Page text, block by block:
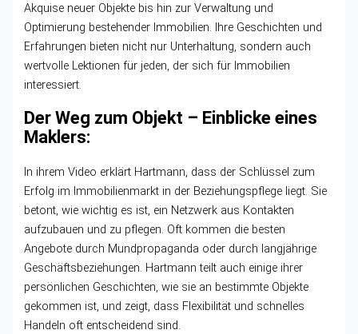
Akquise neuer Objekte bis hin zur Verwaltung und
Optimierung bestehender Immobilien. Ihre Geschichten und
Erfahrungen bieten nicht nur Unterhaltung, sondern auch
wertvolle Lektionen für jeden, der sich für Immobilien
interessiert.
Der Weg zum Objekt – Einblicke eines
Maklers:
In ihrem Video erklärt Hartmann, dass der Schlüssel zum
Erfolg im Immobilienmarkt in der Beziehungspflege liegt. Sie
betont, wie wichtig es ist, ein Netzwerk aus Kontakten
aufzubauen und zu pflegen. Oft kommen die besten
Angebote durch Mundpropaganda oder durch langjährige
Geschäftsbeziehungen. Hartmann teilt auch einige ihrer
persönlichen Geschichten, wie sie an bestimmte Objekte
gekommen ist, und zeigt, dass Flexibilität und schnelles
Handeln oft entscheidend sind.